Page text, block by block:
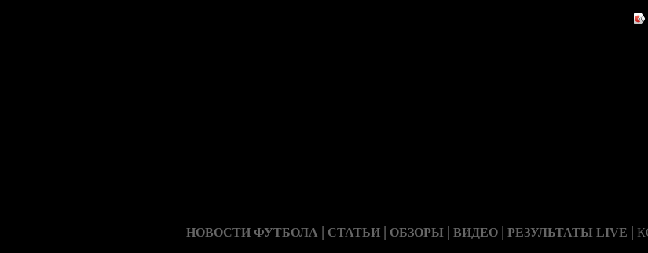
НОВОСТИ ФУТБОЛА | СТАТЬИ | ОБЗОРЫ | ВИДЕО | РЕЗУЛЬТАТЫ LIVE |